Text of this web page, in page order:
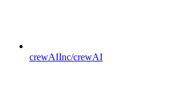
crewAIInc/crewAI